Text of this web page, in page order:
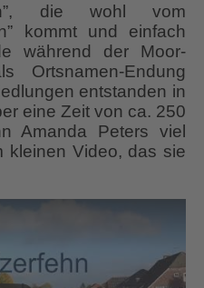
die wohl vom
kommt und einfach
während der Moor-
Ortsnamen-Endung
entstanden in
eine Zeit von ca. 250
Amanda Peters viel
kleinen Video, das sie